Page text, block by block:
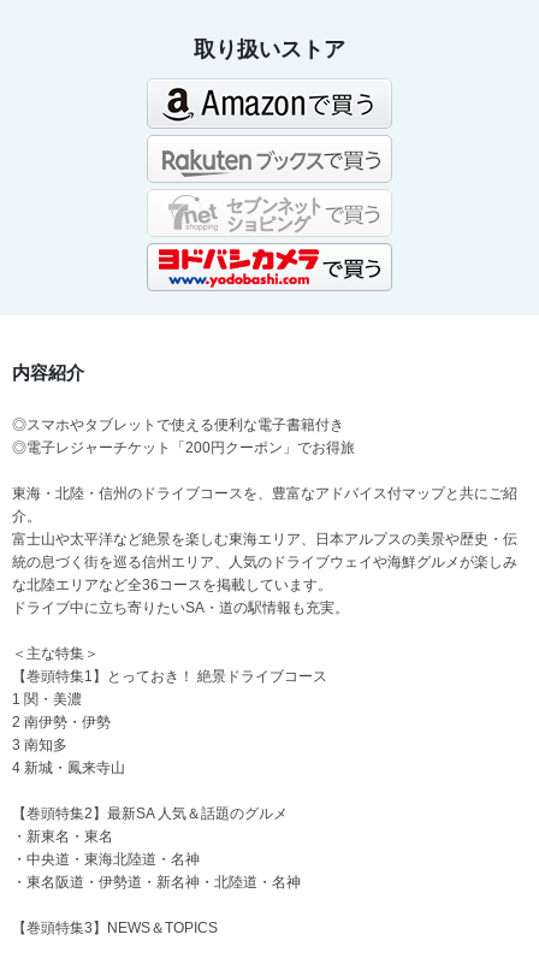
取り扱いストア
内容紹介
◎スマホやタブレットで使える便利な電子書籍付き
◎電子レジャーチケット「200円クーポン」でお得旅
東海・北陸・信州のドライブコースを、豊富なアドバイス付マップと共にご紹
介。
富士山や太平洋など絶景を楽しむ東海エリア、日本アルプスの美景や歴史・伝
統の息づく街を巡る信州エリア、人気のドライブウェイや海鮮グルメが楽しみ
な北陸エリアなど全36コースを掲載しています。
ドライブ中に立ち寄りたいSA・道の駅情報も充実。
＜主な特集＞
【巻頭特集1】とっておき！ 絶景ドライブコース
1 関・美濃
2 南伊勢・伊勢
3 南知多
4 新城・鳳来寺山
【巻頭特集2】最新SA 人気＆話題のグルメ
・新東名・東名
・中央道・東海北陸道・名神
・東名阪道・伊勢道・新名神・北陸道・名神
【巻頭特集3】NEWS＆TOPICS